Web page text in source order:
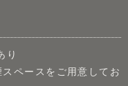
り
スペースをご用意してお